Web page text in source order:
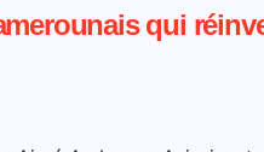
qui